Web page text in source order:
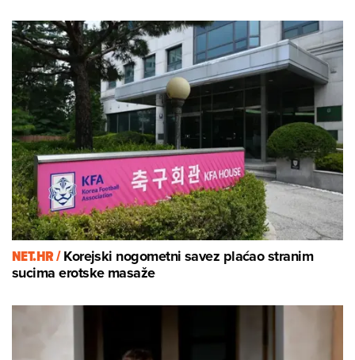
NET.HR /Korejski nogometni savez plaćao stranim
sucima erotske masaže